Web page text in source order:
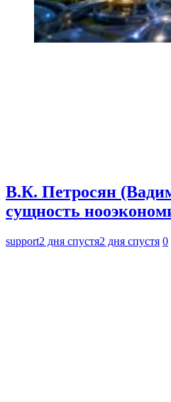
В.К. Петросян
сущность
support2 дня спустя2 дня спустя 0